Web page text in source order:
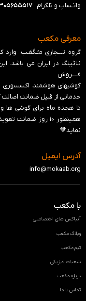
واتـساپ و تلگرام : ۰۹۳۰۵۶۵۵۵۱۷
معرفی مکعب
گروه تـــجاری مـُـکَعَـب،
فــــروش
گوشیهای هوشمند، اکسسوری
خدماتی از قبیل ضمانت اصالت
همینطور ۱۰ روز
نماید🧡
آدرس ایمیل
info@mokaab.org
با مکعب
آنباکس های اختصاصی
وبلاگ مکعب
تیم مکعب
شعبات فیزیکی
درباره مکعب
تماس با ما